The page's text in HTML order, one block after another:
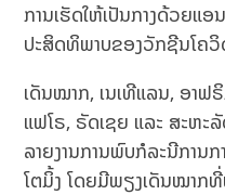
ການເຮັດໃຫ້ເປັນກາງດ້ວຍແ
ປະສິດທິພາບຂອງວັກຊີນໂຄ
ເດັນໝາກ, ເນເທີແລນ,​ ອາຟ
ແຟໂຣ, ຣັດເຊຍ ແລະ ສະຫະ
ລາຍງານການພົບກໍລະນີກາ
ໂຕມິ້ງ ໂດຍມີພຽງເດັນໝາກ